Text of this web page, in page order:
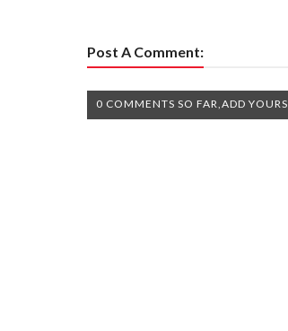
Post A Comment:
0 COMMENTS SO FAR,ADD YOURS